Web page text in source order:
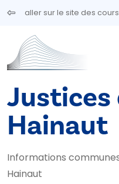
Aller au contenu principal
aller sur le site des
Justices
Hainaut
Informations
Hainaut